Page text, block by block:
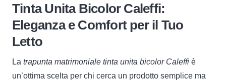
quantità
Tinta Unita Bicolor Caleffi:
Eleganza e Comfort per il Tuo
Letto
La trapunta matrimoniale tinta unita bicolor Caleffi è
un’ottima scelta per chi cerca un prodotto semplice ma